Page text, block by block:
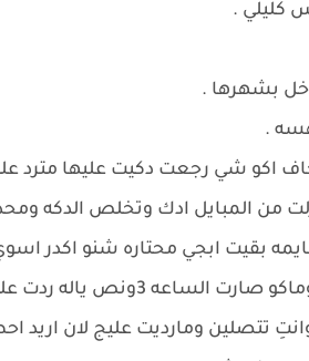
كليلي .
بشهرها .
هسه .
اكو شي رجعت دكيت عليها مترد
من المبايل ادك وتخلص الدكه
بقيت ابجي محتاره شنو اكدر
ردت عليه اجاني صوت ابو عباس .
تتصلين ومارديت عليج لان اريد